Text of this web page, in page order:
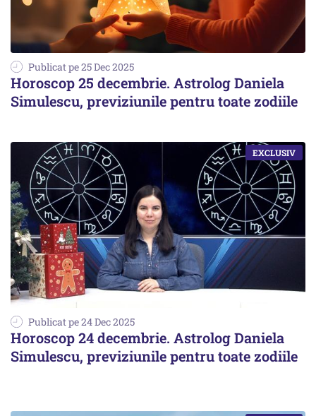
Publicat pe 25 Dec 2025
Horoscop 25 decembrie. Astrolog Daniela
Simulescu, previziunile pentru toate zodiile
Publicat pe 24 Dec 2025
Horoscop 24 decembrie. Astrolog Daniela
Simulescu, previziunile pentru toate zodiile